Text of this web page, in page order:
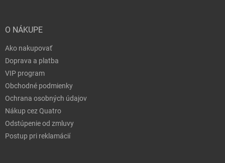
O NÁKUPE
Ako nakupovať
Doprava a platba
VIP program
Obchodné podmienky
Ochrana osobných údajov
Nákup cez Quatro
Odstúpenie od zmluvy
Postup pri reklamácií